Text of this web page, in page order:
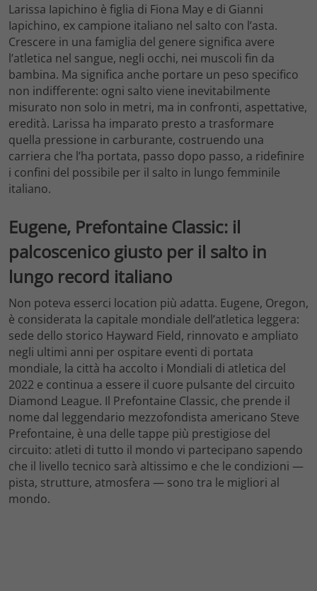
Larissa Iapichino è figlia di Fiona May e di Gianni
Iapichino, ex campione italiano nel salto con l’asta.
Crescere in una famiglia del genere significa avere
l’atletica nel sangue, negli occhi, nei muscoli fin da
bambina. Ma significa anche portare un peso specifico
non indifferente: ogni salto viene inevitabilmente
misurato non solo in metri, ma in confronti, aspettative,
eredità. Larissa ha imparato presto a trasformare
quella pressione in carburante, costruendo una
carriera che l’ha portata, passo dopo passo, a ridefinire
i confini del possibile per il salto in lungo femminile
italiano.
Eugene, Prefontaine Classic: il
palcoscenico giusto per il salto in
lungo record italiano
Non poteva esserci location più adatta. Eugene, Oregon,
è considerata la capitale mondiale dell’atletica leggera:
sede dello storico Hayward Field, rinnovato e ampliato
negli ultimi anni per ospitare eventi di portata
mondiale, la città ha accolto i Mondiali di atletica del
2022 e continua a essere il cuore pulsante del circuito
Diamond League. Il Prefontaine Classic, che prende il
nome dal leggendario mezzofondista americano Steve
Prefontaine, è una delle tappe più prestigiose del
circuito: atleti di tutto il mondo vi partecipano sapendo
che il livello tecnico sarà altissimo e che le condizioni —
pista, strutture, atmosfera — sono tra le migliori al
mondo.